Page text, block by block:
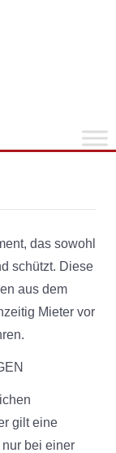
das sowohl
schützt. Diese
aus dem
Mieter vor
gilt eine
bei einer